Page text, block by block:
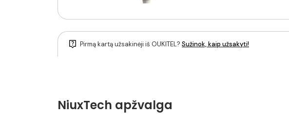
Pirmą kartą užsakinėji iš OUKITEL? Sužinok, kaip užsakyti!
NiuxTech apžvalga